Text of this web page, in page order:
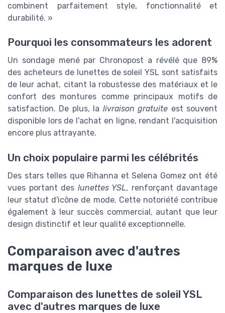
combinent parfaitement style, fonctionnalité et
durabilité. »
Pourquoi les consommateurs les adorent
Un sondage mené par Chronopost a révélé que 89%
des acheteurs de lunettes de soleil YSL sont satisfaits
de leur achat, citant la robustesse des matériaux et le
confort des montures comme principaux motifs de
satisfaction. De plus, la livraison gratuite est souvent
disponible lors de l'achat en ligne, rendant l'acquisition
encore plus attrayante.
Un choix populaire parmi les célébrités
Des stars telles que Rihanna et Selena Gomez ont été
vues portant des lunettes YSL, renforçant davantage
leur statut d'icône de mode. Cette notoriété contribue
également à leur succès commercial, autant que leur
design distinctif et leur qualité exceptionnelle.
Comparaison avec d'autres
marques de luxe
Comparaison des lunettes de soleil YSL
avec d'autres marques de luxe